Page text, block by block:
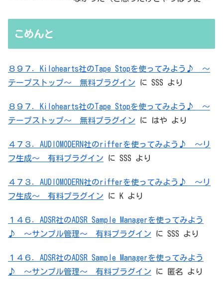
無駄を重ねた結論はシンプルだった
こめんと
８９７．Kilohearts社のTape Stopを使ってみよう♪ ～
テープストップ～ 無料プラグイン に SSS より
８９７．Kilohearts社のTape Stopを使ってみよう♪ ～
テープストップ～ 無料プラグイン に はや より
４７３．AUDIOMODERN社のrifferを使ってみよう♪ ～リ
フ生成～ 有料プラグイン に SSS より
４７３．AUDIOMODERN社のrifferを使ってみよう♪ ～リ
フ生成～ 有料プラグイン に K より
１４６．ADSR社のADSR Sample Managerを使ってみよう
♪ ～サンプル管理～ 有料プラグイン に SSS より
１４６．ADSR社のADSR Sample Managerを使ってみよう
♪ ～サンプル管理～ 有料プラグイン に 匿名 より